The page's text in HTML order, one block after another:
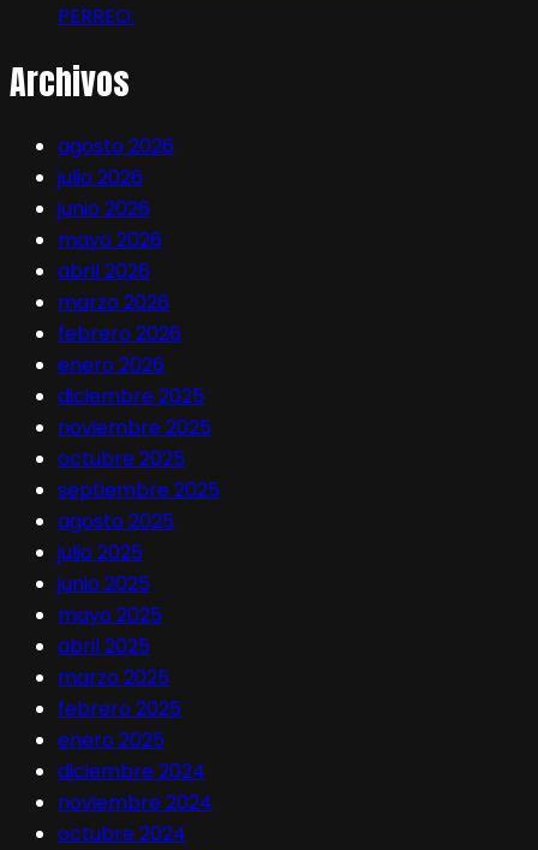
PERREO:
Archivos
agosto 2026
julio 2026
junio 2026
mayo 2026
abril 2026
marzo 2026
febrero 2026
enero 2026
diciembre 2025
noviembre 2025
octubre 2025
septiembre 2025
agosto 2025
julio 2025
junio 2025
mayo 2025
abril 2025
marzo 2025
febrero 2025
enero 2025
diciembre 2024
noviembre 2024
octubre 2024